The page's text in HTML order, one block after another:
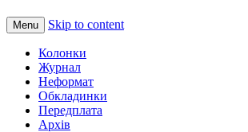
Menu Skip to content
Колонки
Журнал
Неформат
Обкладинки
Передплата
Архів